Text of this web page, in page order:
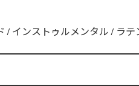
/ インストゥルメンタル / ラテ